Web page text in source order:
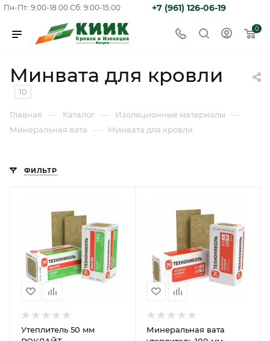
Пн-Пт: 9:00-18:00 Сб: 9:00-15:00 +7 (961) 126-06-19
0
Минвата для кровли
10
Главная — Каталог — Изоляционные материалы —
Минеральная вата — Минвата для кровли
ФИЛЬТР
Утеплитель 50 мм
Минеральная вата